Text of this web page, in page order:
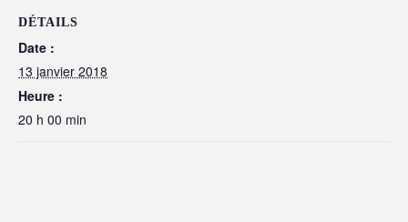
DÉTAILS
Date :
13 janvier 2018
Heure :
20 h 00 min